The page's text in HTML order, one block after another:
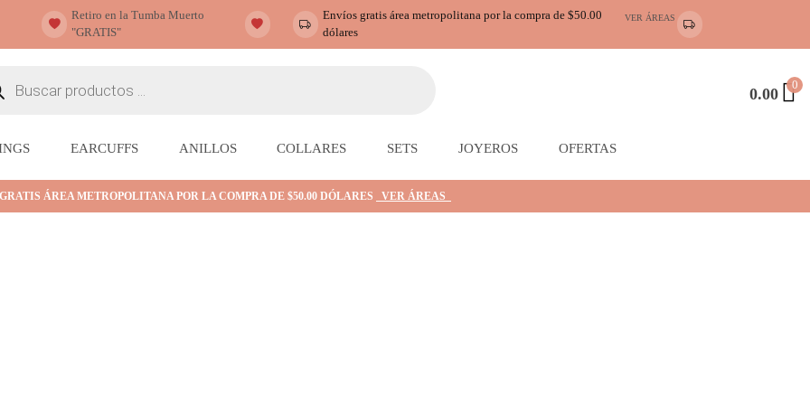
Retiro en la Tumba Muerto
"GRATIS"
Envíos gratis área metropolitana por la compra de $50.00
dólares
VER ÁREAS
0.00 0
EARCUFFS ANILLOS COLLARES SETS JOYEROS OFERTAS
ÁREA METROPOLITANA POR LA COMPRA DE $50.00 DÓLARES VER ÁREAS